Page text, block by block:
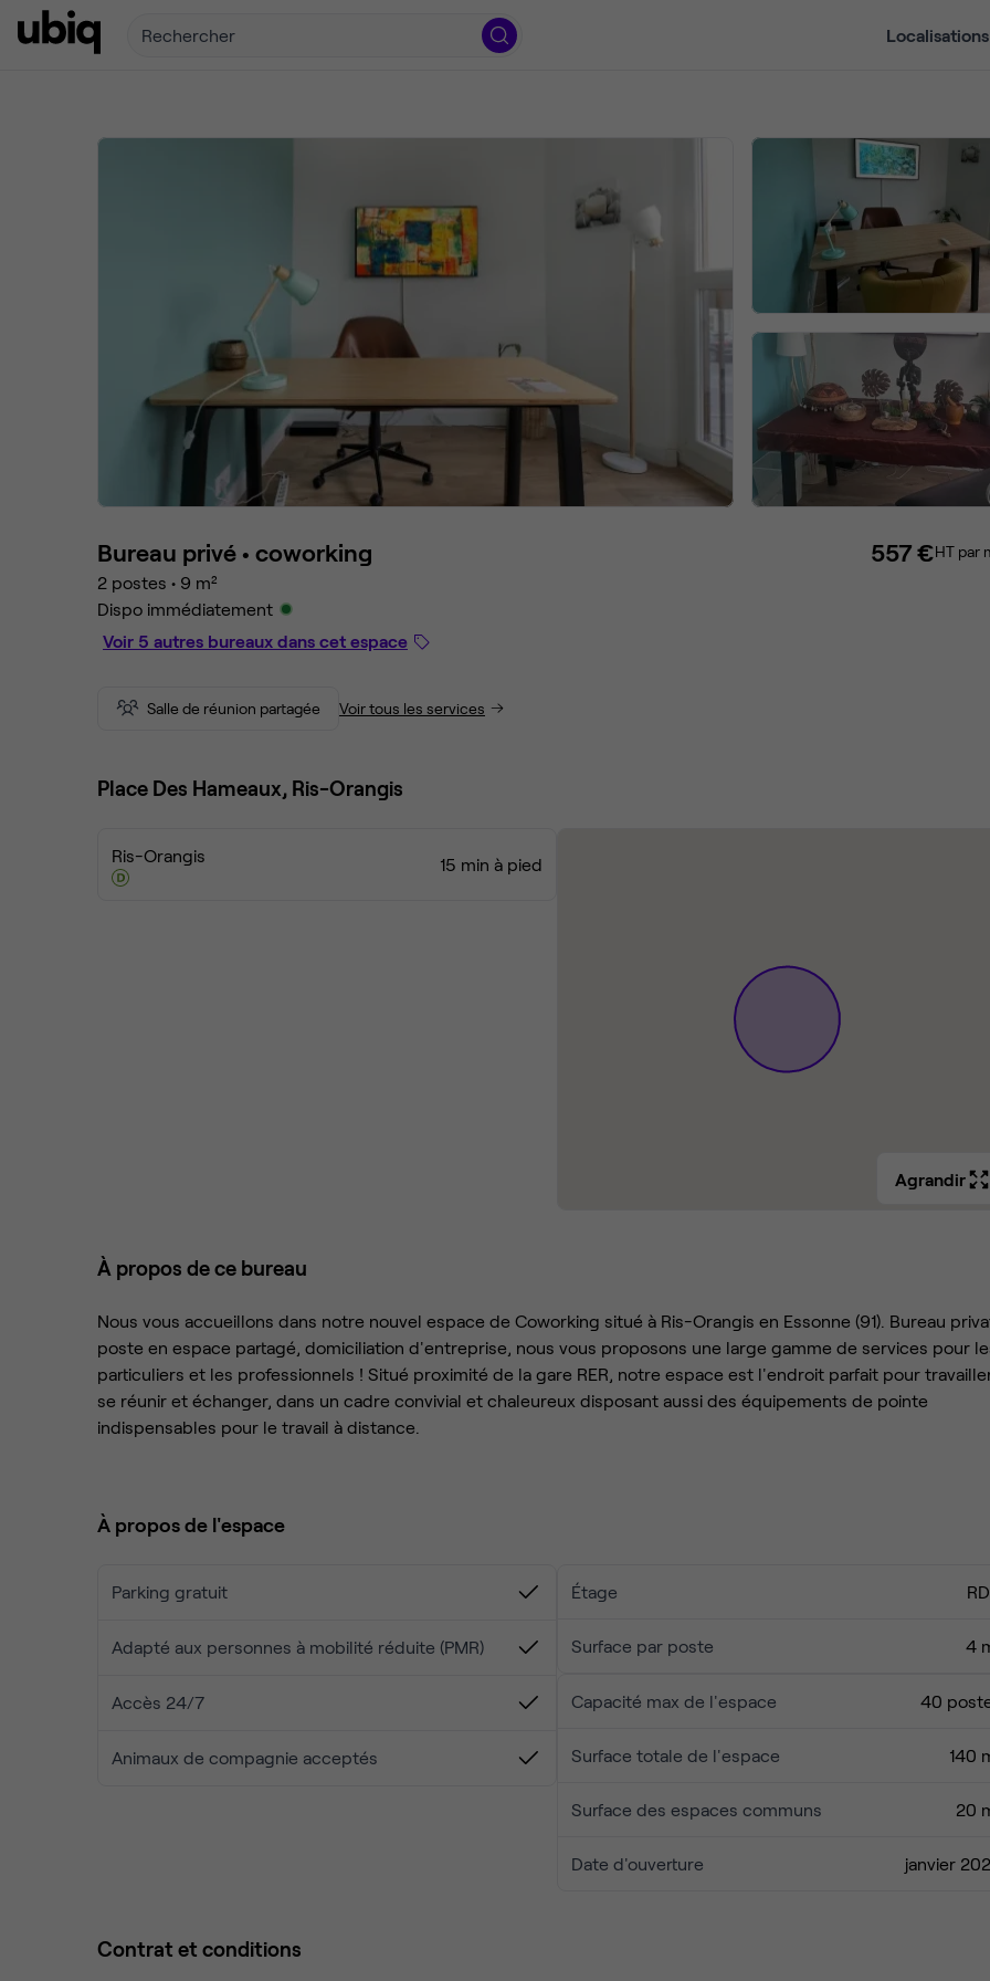
Rechercher Localisations
Bureau privé • coworking
2 postes • 9 m²
Dispo immédiatement
Voir 5 autres bureaux dans cet espace
557 €HT par
Salle de réunion partagée Voir tous les services
Place Des Hameaux, Ris-Orangis
Ris-Orangis 15 min à pied
Agrandir
À propos de ce bureau
Nous vous accueillons dans notre nouvel espace de Coworking situé à Ris-Orangis en Essonne (91). Bureau
poste en espace partagé, domiciliation d'entreprise, nous vous proposons une large gamme de services pour
particuliers et les professionnels ! Situé proximité de la gare RER, notre espace est l'endroit parfait pour
se réunir et échanger, dans un cadre convivial et chaleureux disposant aussi des équipements de pointe
indispensables pour le travail à distance.
À propos de l'espace
Parking gratuit
Adapté aux personnes à mobilité réduite (PMR)
Accès 24/7
Animaux de compagnie acceptés
Étage
Surface par poste 4
Capacité max de l'espace 40
Surface totale de l'espace 140
Surface des espaces communs 20
Date d'ouverture janvier
Contrat et conditions